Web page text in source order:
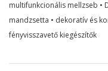
multifunkcionális mellzseb •
mandzsetta • dekoratív és
fényvisszavető kiegészítők